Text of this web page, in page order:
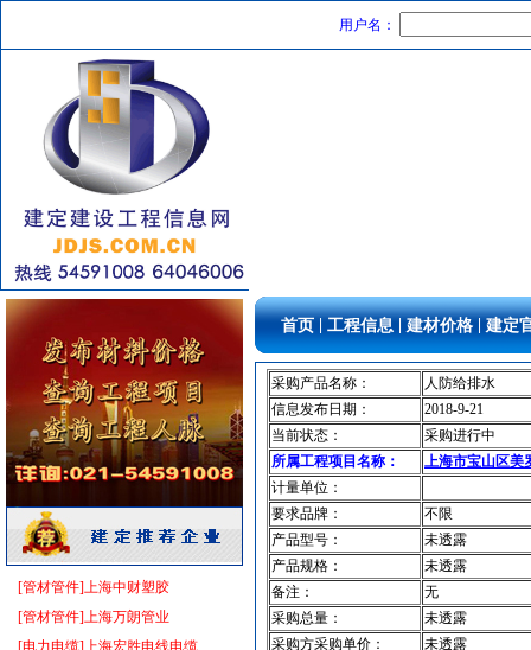
用户名：
[管材管件]上海中财塑胶
[管材管件]上海万朗管业
[电力电缆]上海宏胜电线电缆
电线电缆 [采购中]
仿古砖
[采购中]
室外排水 [采购中]
门窗玻璃 [采购中]
电气控制开关 [采购中]
电线电缆 [采购中]
其他 [采购中]
内外墙装饰材料 [采购中]
路标 [采购中]
卫生洁具
[采购中]
消防器材
[采购中]
开关插座 [采购中]
油漆涂料 [采购中]
墙地面砖 [采购中]
油漆涂料
管材管件 [采购中]
石材木材 [采购中]
胡桃木 [采购中]
首页 工程信息 建材价格 建定
采购产品名称：
人防给排水
信息发布日期：
2018-9-21
当前状态：
采购进行中
所属工程项目名称：
上海市宝山区美
计量单位：
要求品牌：
不限
产品型号：
未透露
产品规格：
未透露
备注：
无
采购总量：
未透露
采购方采购单价：
未透露